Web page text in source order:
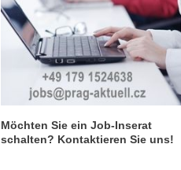
Möchten Sie ein Job-Inserat
schalten? Kontaktieren Sie uns!